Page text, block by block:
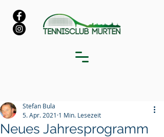
Neues Jahresprogramm
Stefan Bula
5. Apr. 2021 1 Min. Lesezeit